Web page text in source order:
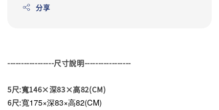
分享
-----------------尺寸說明-----------------
5尺:寬146×深83×高82(CM)
6尺:寬175×深83×高82(CM)